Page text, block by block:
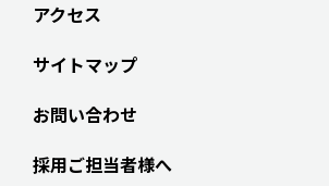
アクセス
サイトマップ
お問い合わせ
採用ご担当者様へ